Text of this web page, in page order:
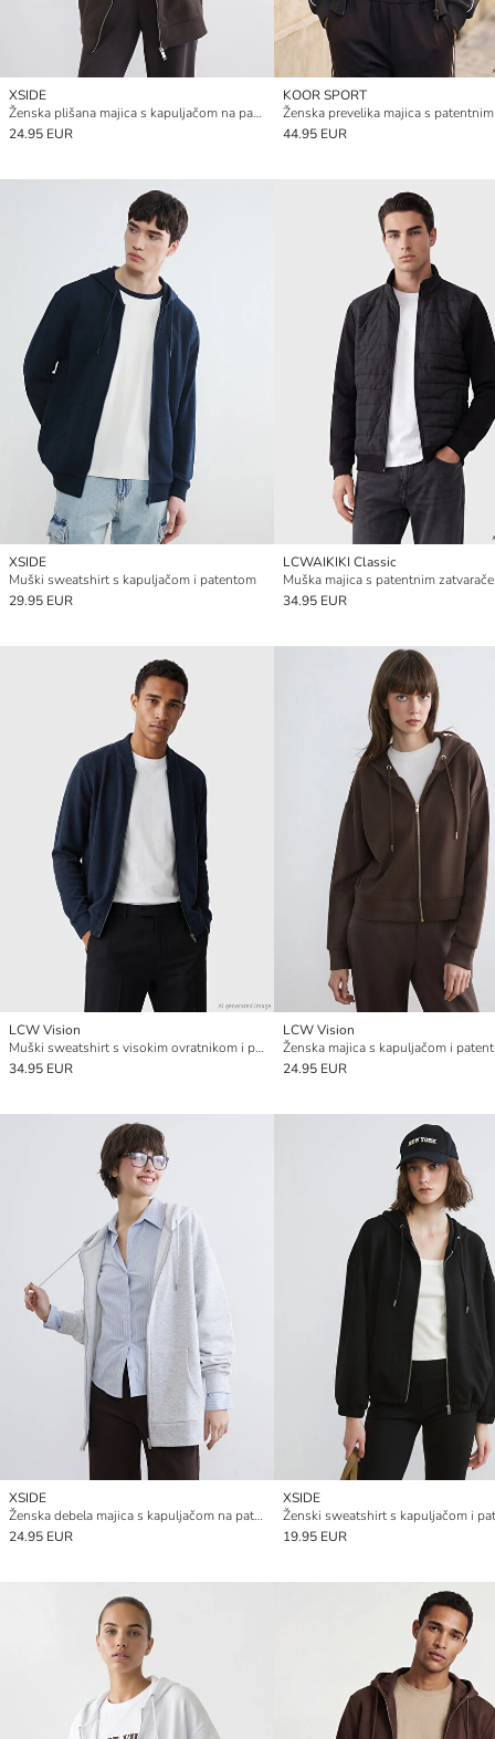
XSIDE
Ženska plišana majica s kapuljačom na patentni zatvarač
24.95 EUR
KOOR SPORT
44.95 EUR
XSIDE
Muški sweatshirt s kapuljačom i patentom
29.95 EUR
LCWAIKIKI Classic
34.95 EUR
LCW Vision
Muški sweatshirt s visokim ovratnikom i patentom
34.95 EUR
LCW Vision
24.95 EUR
XSIDE
Ženska debela majica s kapuljačom na patentni zatvarač sprijeda
24.95 EUR
XSIDE
Ženski sweatshirt s kapuljačom i
19.95 EUR